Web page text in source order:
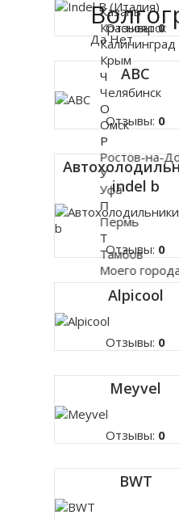
Отзывы:0
ABC
Отзывы: 0
indel b
Отзывы: 0
Alpicool
Отзывы: 0
Meyvel
Отзывы: 0
BWT
Да Нет
Казань
Красноярск
Калининград
Крым
Ч
Челябинск
О
Омск
Р
Ростов-на-
У
Уфа
П
Пермь
Т
Тамбов
Моего